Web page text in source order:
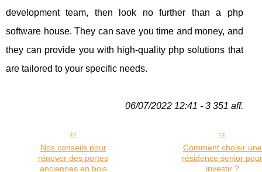
development team, then look no further than a php
software house. They can save you time and money, and
they can provide you with high-quality php solutions that
are tailored to your specific needs.
06/07/2022 12:41 - 3 351 aff.
Nos conseils pour
rénover des portes
anciennes en bois
Comment choisir une
résidence senior
investir ?